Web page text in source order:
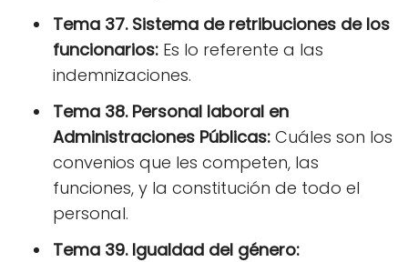
Tema 37. Sistema de retribuciones de los
funcionarios: Es lo referente a las
indemnizaciones.
Tema 38. Personal laboral en
Administraciones Públicas: Cuáles son los
convenios que les competen, las
funciones, y la constitución de todo el
personal.
Tema 39. Igualdad del género: